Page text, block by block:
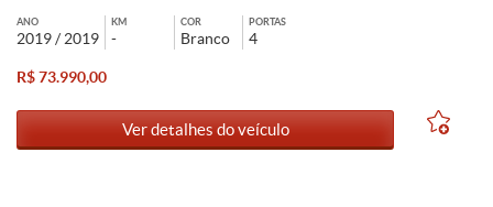
ANO
2019 / 2019
KM
-
COR
Branco
PORTAS
4
R$ 73.990,00
Ver detalhes do veículo